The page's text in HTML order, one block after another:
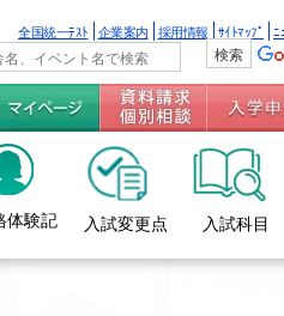
全国統一ﾃｽﾄ 企業案内 採用情報 ｻｲﾄﾏｯﾌﾟ ﾆ
体験記 入試変更点 入試科目